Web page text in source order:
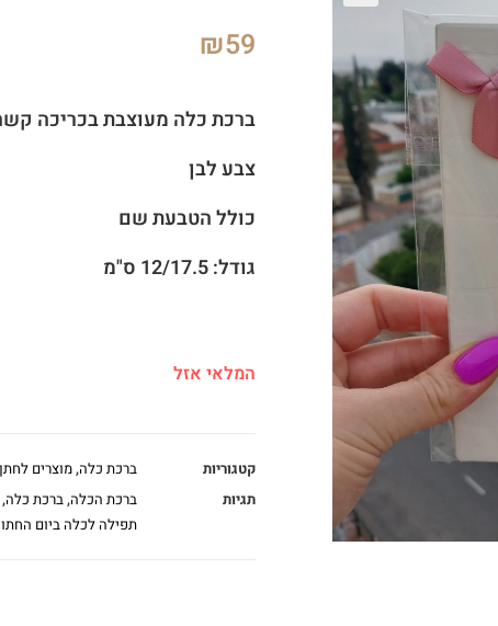
₪59
ברכת כלה מעוצבת בכריכה
צבע לבן
כולל הטבעת שם
גודל: 12/17.5 ס"מ
המלאי אזל
קטגוריות ברכת כלה,מוצרים
תגיות
ברכת הכלה,ברכת כלה,
תפילה לכלה ביום